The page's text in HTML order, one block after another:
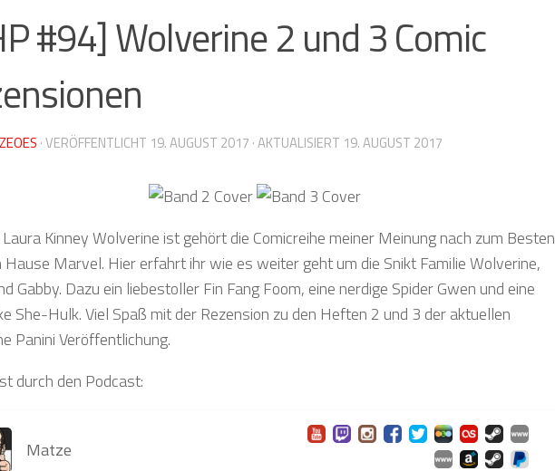
#94] Wolverine 2 und 3 Comic
· VERÖFFENTLICHT 19. AUGUST 2017 · AKTUALISIERT 19. AUGUST 2017
Kinney Wolverine ist gehört die Comicreihe meiner Meinung nach zum Besten
Hause Marvel. Hier erfahrt ihr wie es weiter geht um die Snikt Familie Wolverine,
Gabby. Dazu ein liebestoller Fin Fang Foom, eine nerdige Spider Gwen und eine
She-Hulk. Viel Spaß mit der Rezension zu den Heften 2 und 3 der aktuellen
Panini Veröffentlichung.
durch den Podcast:
Matze